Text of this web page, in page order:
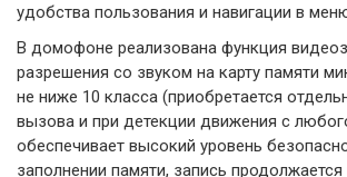
удобства пользования и навигации в
В домофоне реализована функция
разрешения со звуком на карту памяти
не ниже 10 класса (приобретается
вызова и при детекции движения с
обеспечивает высокий уровень
заполнении памяти, запись